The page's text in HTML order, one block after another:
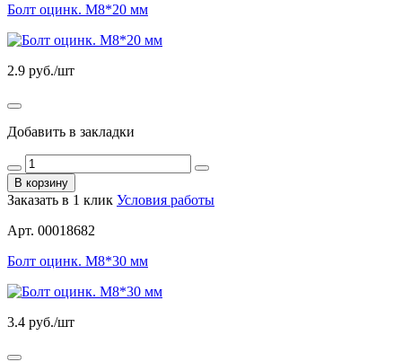
Болт оцинк. М8*20 мм
2.9 руб./шт
Добавить в закладки
В корзину
Заказать в 1 клик Условия работы
Арт. 00018682
Болт оцинк. М8*30 мм
3.4 руб./шт